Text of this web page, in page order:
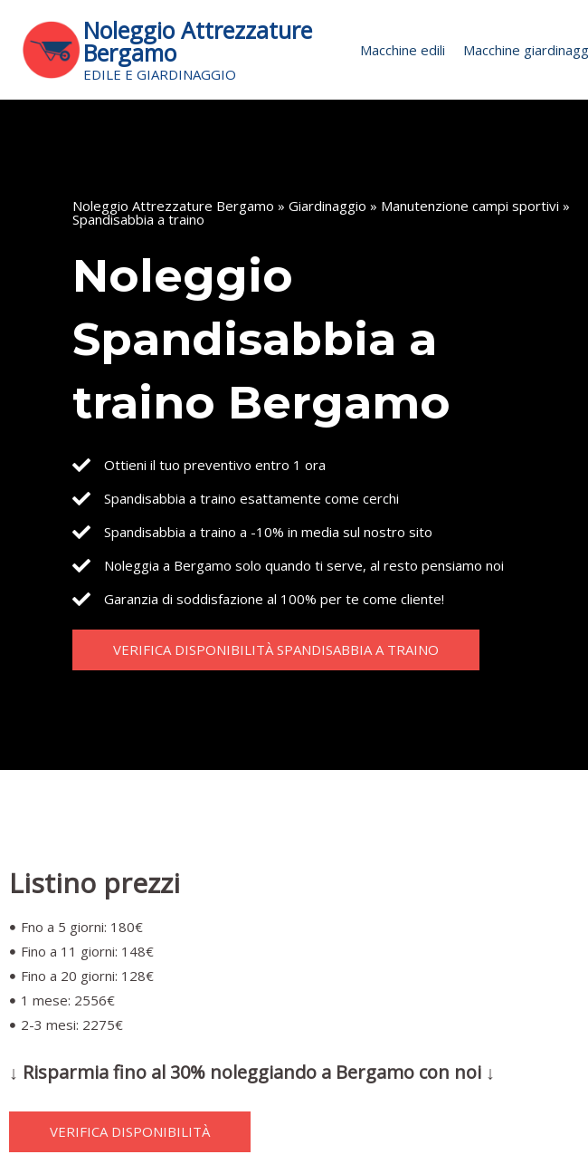
contenuto
Noleggio Attrezzature
Bergamo
EDILE E GIARDINAGGIO
Macchine edili Macchine
Noleggio Attrezzature Bergamo » Giardinaggio » Manutenzione campi sportivi »
Spandisabbia a traino
Noleggio
Spandisabbia a
traino Bergamo
Ottieni il tuo preventivo entro 1 ora
Spandisabbia a traino esattamente come cerchi
Spandisabbia a traino a -10% in media sul nostro sito
Noleggia a Bergamo solo quando ti serve, al resto pensiamo noi
Garanzia di soddisfazione al 100% per te come cliente!
VERIFICA DISPONIBILITÀ SPANDISABBIA A TRAINO
Listino prezzi
Fno a 5 giorni: 180€
Fino a 11 giorni: 148€
Fino a 20 giorni: 128€
1 mese: 2556€
2-3 mesi: 2275€
↓ Risparmia fino al 30% noleggiando a Bergamo con noi ↓
VERIFICA DISPONIBILITÀ